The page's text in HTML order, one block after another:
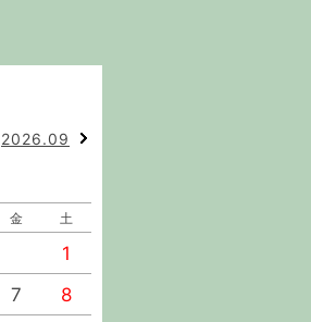
2026.09
金 土
1
7
8